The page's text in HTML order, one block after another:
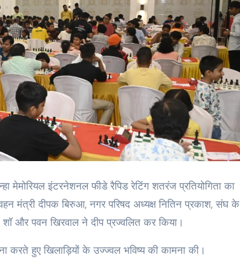
मंत्री दीपक बिरुआ, नगर परिषद अध्यक्ष नितिन प्रकाश, संघ के
और पवन खिरवाल ने दीप प्रज्वलित कर किया।
करते हुए खिलाड़ियों के उज्ज्वल भविष्य की कामना की।